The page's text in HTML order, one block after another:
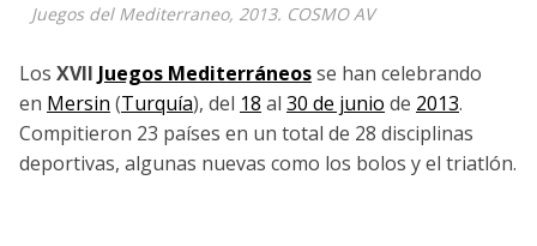
Juegos del Mediterraneo, 2013. COSMO AV
Los XVII Juegos Mediterráneosse han celebrando
en Mersin (Turquía), del 18 al 30 de junio de 2013.
Compitieron 23 países en un total de 28 disciplinas
deportivas, algunas nuevas como los bolos y el triatlón.